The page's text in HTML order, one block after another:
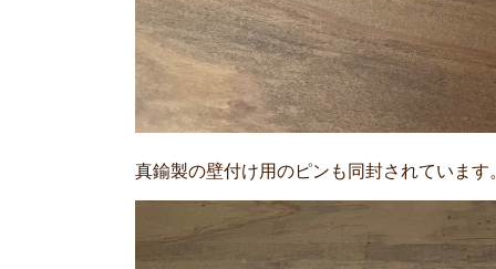
真鍮製の壁付け用のピンも同封されています